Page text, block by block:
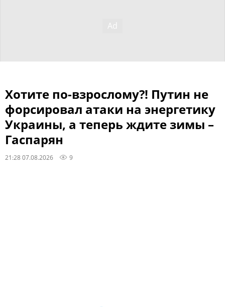
Хотите по-взрослому?! Путин не
форсировал атаки на энергетику
Украины, а теперь ждите зимы –
Гаспарян
21:28 07.08.2026 9